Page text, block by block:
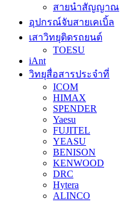
สายนำสัญญาณ
อุปกรณ์จับสายเคเบิ้ล
เสาวิทยุติดรถยนต์
TOESU
iAnt
วิทยุสื่อสารประจำที่
ICOM
HIMAX
SPENDER
Yaesu
FUJITEL
YEASU
BENISON
KENWOOD
DRC
Hytera
ALINCO